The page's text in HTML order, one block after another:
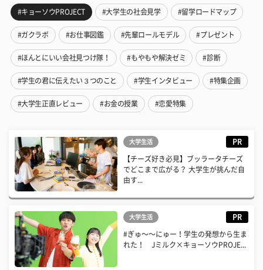
#キョーソウPROJECT #大学生の社会見学 #留学ロードマップ
#ガクラボ #お仕事図鑑 #先輩ロールモデル #プレゼント
#ほんとにいい会社見つけ隊！ #もやもや解決ゼミ #診断
#学生の君に伝えたい３つのこと #学生インタビュー #特集企画
#大学生正直レビュー #お金の授業 #恋愛特集
大学生活 PR
【チーズ好き必見】ブッラータチーズ
でどこまで広がる？ 大学生が挑んだ自
由す...
大学生活 PR
#ぎゅ〜〜にゅー！学生の発想から生ま
れた！ Jミルク×キョーソウPROJE...